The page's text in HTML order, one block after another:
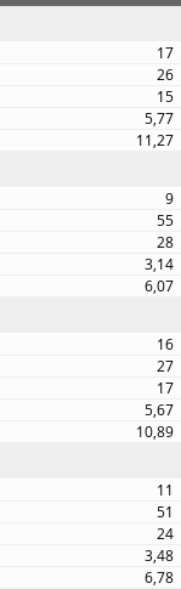
17
26
15
5,77
11,27
9
55
28
3,14
6,07
16
27
17
5,67
10,89
11
51
24
3,48
6,78